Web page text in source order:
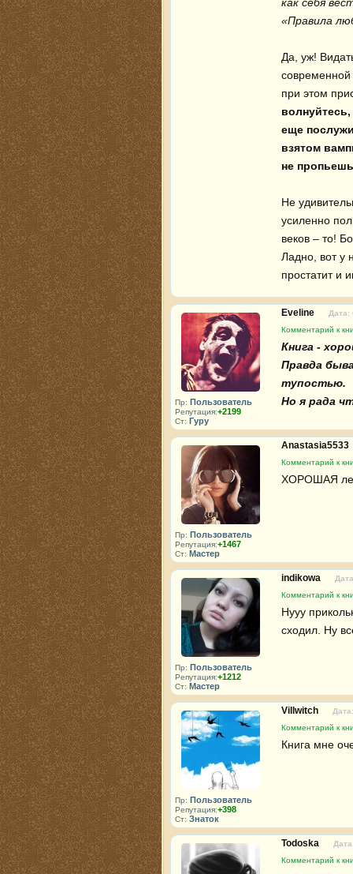
«Правила
Да, уж!
современной
при этом
еще
взятом
не
Не
усиленно
веков – то!
Ладно, вот у
простатит и
Пр: Пользователь
Репутация:+2199
Ст: Гуру
Eveline
Дата:
Комментарий к
Книга -
Правда
тупостью.
Но я рада
Пр: Пользователь
Репутация:+1467
Ст: Мастер
Anastasia5533
Комментарий к
ХОРОШАЯ
Пр: Пользователь
Репутация:+1212
Ст: Мастер
indikowa
Комментарий к
Нууу
сходил. Ну
Пр: Пользователь
Репутация:+398
Ст: Знаток
Villwitch
Комментарий к
Книга мне
Todoska
Комментарий к